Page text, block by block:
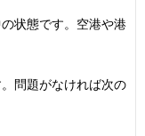
状態です。空港や港
問題がなければ次の